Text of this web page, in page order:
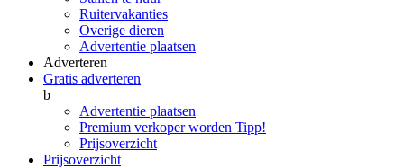
Ruitervakanties
Overige dieren
Advertentie plaatsen
Adverteren
Gratis adverteren
b
Advertentie plaatsen
Premium verkoper worden Tipp!
Prijsoverzicht
Prijsoverzicht